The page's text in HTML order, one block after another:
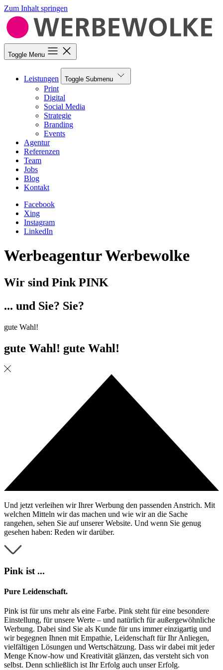
Zum Inhalt springen
Toggle Menu
Leistungen Toggle Submenu
Print
Digital
Social Media
Strategie
Branding
Events
Agentur
Referenzen
Team
Jobs
Blog
Kontakt
Facebook
Xing
Instagram
LinkedIn
Werbeagentur Werbewolke
Wir sind Pink PINK
... und Sie? Sie?
gute Wahl!
gute Wahl! gute Wahl!
Und jetzt verleihen wir Ihrer Werbung den passenden Anstrich. Mit
welchen Mitteln wir das machen und wie wir an die Sache
rangehen, sehen Sie auf unserer Website. Und wenn Sie genug
gesehen haben: Reden wir darüber.
Pink ist ...
Pure Leidenschaft.
Pink ist für uns mehr als eine Farbe. Pink steht für eine besondere
Einstellung, für unsere Werte – und natürlich für außergewöhnliche
Werbung. Dabei sind Sie als Kunde für uns immer einzigartig und
wir begegnen Ihnen mit Empathie, Leidenschaft für Ihr Anliegen,
vielfältigen Lösungen und Wertschätzung. Dass wir dabei mit jeder
Menge Know-how und Kreativität glänzen, das versteht sich von
selbst. Denn schließlich ist Ihr Erfolg auch unser Erfolg.